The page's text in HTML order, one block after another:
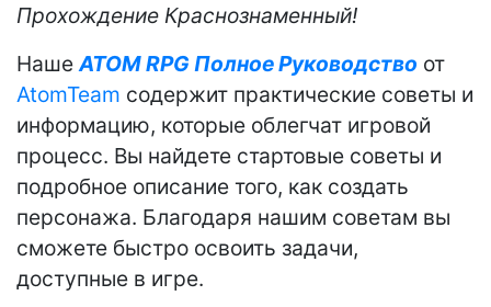
Прохождение Краснознаменный!
НашеATOM RPG Полное Руководство от
AtomTeam содержит практические советы и
информацию, которые облегчат игровой
процесс. Вы найдете стартовые советы и
подробное описание того, как создать
персонажа. Благодаря нашим советам вы
сможете быстро освоить задачи,
доступные в игре.